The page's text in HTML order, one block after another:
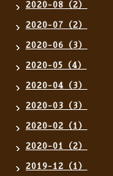
2020-08（2）
2020-07（2）
2020-06（3）
2020-05（4）
2020-04（3）
2020-03（3）
2020-02（1）
2020-01（2）
2019-12（1）